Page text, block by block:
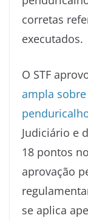
corretas
executados.
O STF
ampla
Judiciário e
18 pontos
aprovação
se aplica